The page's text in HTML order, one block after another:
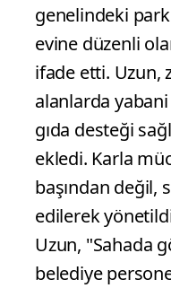
genelindeki
evine düzenli
ifade etti. Uzun,
alanlarda
gıda desteği
ekledi. Karla
başından değil,
edilerek
Uzun, "Sahada
belediye